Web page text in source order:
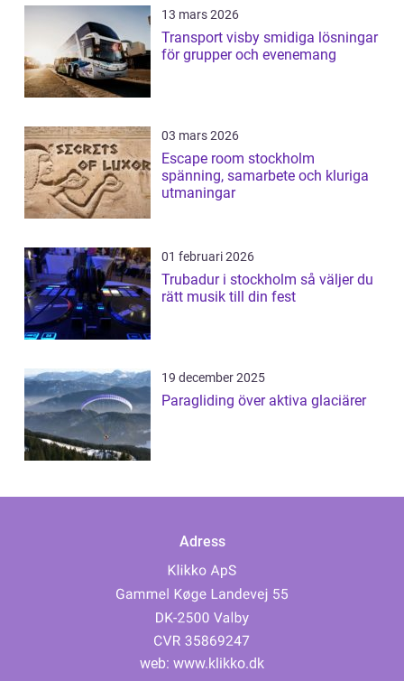
13 mars 2026
Transport visby smidiga lösningar
för grupper och evenemang
03 mars 2026
Escape room stockholm
spänning, samarbete och kluriga
utmaningar
01 februari 2026
Trubadur i stockholm så väljer du
rätt musik till din fest
19 december 2025
Paragliding över aktiva glaciärer
Adress
web: www.klikko.dk